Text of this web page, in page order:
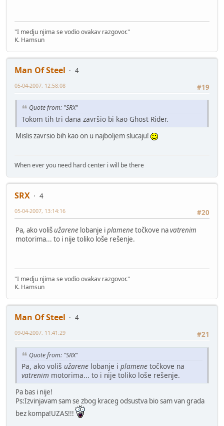
"I medju njima se vodio ovakav razgovor."
K. Hamsun
Man Of Steel
4
#19
05-04-2007, 12:58:08
Quote from: "SRX"
Tokom tih tri dana završio bi kao Ghost Rider.
Mislis zavrsio bih kao on u najboljem slucaju!
When ever you need hard center i will be there
SRX
4
#20
05-04-2007, 13:14:16
Pa, ako volišužarene lobanje iplamenetočkove navatrenim
motorima... to i nije toliko loše rešenje.
"I medju njima se vodio ovakav razgovor."
K. Hamsun
Man Of Steel
4
#21
09-04-2007, 11:41:29
Quote from: "SRX"
Pa, ako voliš užarene lobanje i plamene točkove na
vatrenim motorima... to i nije toliko loše rešenje.
Pa bas i nije!
Ps:Izvinjavam sam se zbog kraceg odsustva bio sam van grada
bez kompa!UZAS!!!